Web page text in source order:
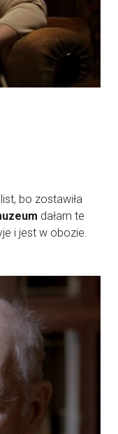
bo zostawiła
dałam te
i jest w obozie.